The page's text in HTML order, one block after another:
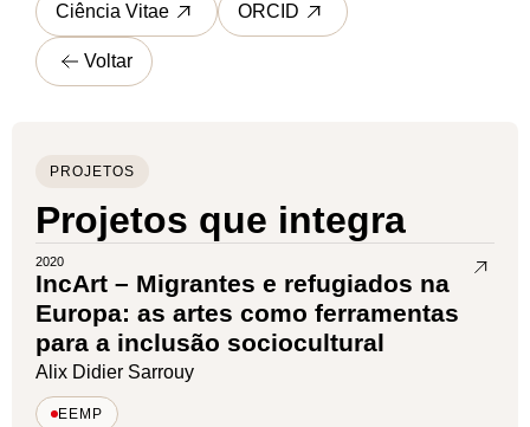
Voltar
Ciência Vitae ORCID
PROJETOS
Projetos que integra
2020
IncArt – Migrantes e refugiados na
Europa: as artes como ferramentas
para a inclusão sociocultural
Alix Didier Sarrouy
EEMP